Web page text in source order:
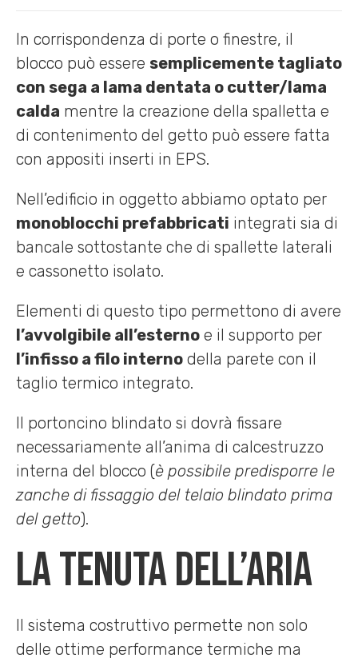
In corrispondenza di porte o finestre, il
blocco può essere semplicemente tagliato
con sega a lama dentata o cutter/lama
calda mentre la creazione della spalletta e
di contenimento del getto può essere fatta
con appositi inserti in EPS.
Nell’edificio in oggetto abbiamo optato per
monoblocchi prefabbricati integrati sia di
bancale sottostante che di spallette laterali
e cassonetto isolato.
Elementi di questo tipo permettono di avere
l’avvolgibile all’esterno e il supporto per
l’infisso a filo interno della parete con il
taglio termico integrato.
Il portoncino blindato si dovrà fissare
necessariamente all’anima di calcestruzzo
interna del blocco (è possibile predisporre le
zanche di fissaggio del telaio blindato prima
del getto).
La tenuta dell’aria
Il sistema costruttivo permette non solo
delle ottime performance termiche ma